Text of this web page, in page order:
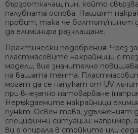
бързооткачащ пин, който
палубната основа. Нашият
пробит, така че болтът/пинът
да елиминира разклащане.
Практически подобрения: Чрез
пластмасовите накрайници с
модели, вие значително
на вашата тента.
могат да се напукат от UV
при внезапно натоварване
Неръждаемите накрайници
пункт. Освен това, удълженият
специфични ситуации:
ви е опирала в стойките или